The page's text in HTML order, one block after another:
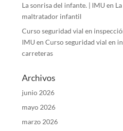
La sonrisa del infante. | IMU en
maltratador infantil
Curso seguridad vial en
IMU en Curso seguridad vial en
carreteras
Archivos
junio 2026
mayo 2026
marzo 2026